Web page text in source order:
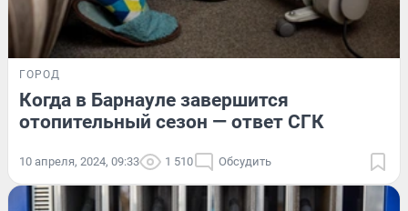
ГОРОД
Когда в Барнауле завершится
отопительный сезон — ответ СГК
10 апреля, 2024, 09:33 1 510 Обсудить